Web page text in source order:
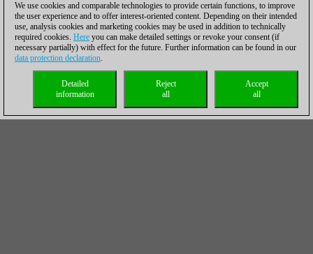
We use cookies and comparable technologies to provide certain functions, to improve
the user experience and to offer interest-oriented content. Depending on their intended
use, analysis cookies and marketing cookies may be used in addition to technically
required cookies. Here you can make detailed settings or revoke your consent (if
necessary partially) with effect for the future. Further information can be found in our
data protection declaration.
Accept
all
Reject
all
Detailed
information